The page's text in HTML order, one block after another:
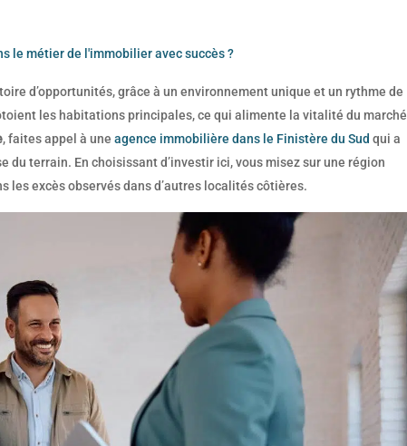
le métier de l'immobilier avec succès ?
d’opportunités, grâce à un environnement unique et un rythme de
les habitations principales, ce qui alimente la vitalité du marché
, faites appel à une agence immobilière dans le Finistère du Sud qui a
terrain. En choisissant d’investir ici, vous misez sur une région
les excès observés dans d’autres localités côtières.